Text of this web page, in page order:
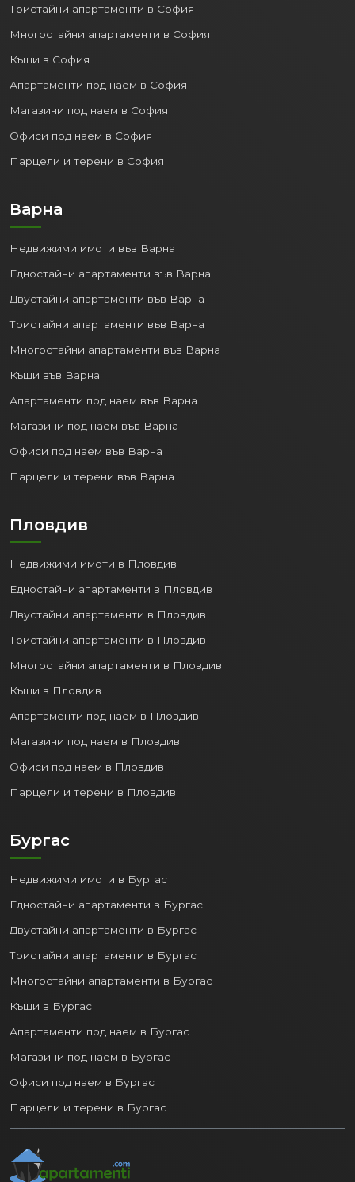
Тристайни апартаменти в София
Многостайни апартаменти в София
Къщи в София
Апартаменти под наем в София
Магазини под наем в София
Офиси под наем в София
Парцели и терени в София
Варна
Недвижими имоти във Варна
Едностайни апартаменти във Варна
Двустайни апартаменти във Варна
Тристайни апартаменти във Варна
Многостайни апартаменти във Варна
Къщи във Варна
Апартаменти под наем във Варна
Магазини под наем във Варна
Офиси под наем във Варна
Парцели и терени във Варна
Пловдив
Недвижими имоти в Пловдив
Едностайни апартаменти в Пловдив
Двустайни апартаменти в Пловдив
Тристайни апартаменти в Пловдив
Многостайни апартаменти в Пловдив
Къщи в Пловдив
Апартаменти под наем в Пловдив
Магазини под наем в Пловдив
Офиси под наем в Пловдив
Парцели и терени в Пловдив
Бургас
Недвижими имоти в Бургас
Едностайни апартаменти в Бургас
Двустайни апартаменти в Бургас
Тристайни апартаменти в Бургас
Многостайни апартаменти в Бургас
Къщи в Бургас
Апартаменти под наем в Бургас
Магазини под наем в Бургас
Офиси под наем в Бургас
Парцели и терени в Бургас